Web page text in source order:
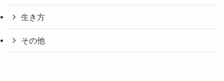
生き方
その他